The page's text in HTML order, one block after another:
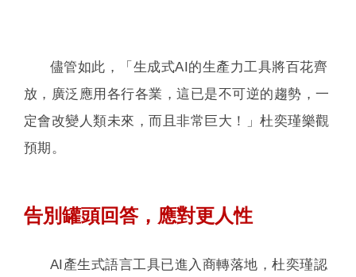
儘管如此，「生成式AI的生產力工具將百花齊
放，廣泛應用各行各業，這已是不可逆的趨勢，一
定會改變人類未來，而且非常巨大！」杜奕瑾樂觀
預期。
告別罐頭回答，應對更人性
AI產生式語言工具已進入商轉落地，杜奕瑾認